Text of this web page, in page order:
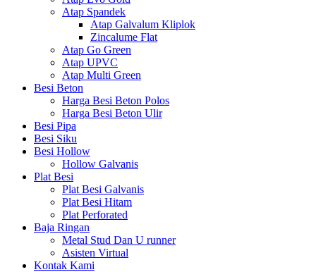
Atap Spandek
Atap Galvalum Kliplok
Zincalume Flat
Atap Go Green
Atap UPVC
Atap Multi Green
Besi Beton
Harga Besi Beton Polos
Harga Besi Beton Ulir
Besi Pipa
Besi Siku
Besi Hollow
Hollow Galvanis
Plat Besi
Plat Besi Galvanis
Plat Besi Hitam
Plat Perforated
Baja Ringan
Metal Stud Dan U runner
Asisten Virtual
Kontak Kami